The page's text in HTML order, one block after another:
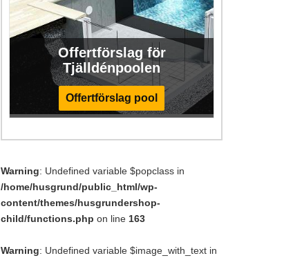
Offertförslag för
Tjälldénpoolen
Offertförslag pool
Warning: Undefined variable $popclass in
/home/husgrund/public_html/wp-
content/themes/husgrundershop-
child/functions.php on line 163
Warning: Undefined variable $image_with_text in